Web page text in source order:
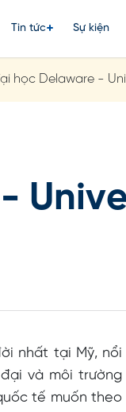
Tin tức Sự kiện
học Delaware -
nhất tại Mỹ, nổi
và môi trường
tế muốn theo